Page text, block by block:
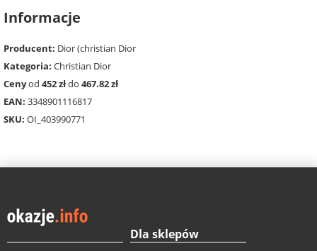
Informacje
Producent: Dior (christian Dior
Kategoria: Christian Dior
Cenyod 452 złdo 467.82 zł
EAN: 3348901116817
SKU: OI_403990771
Dla sklepów